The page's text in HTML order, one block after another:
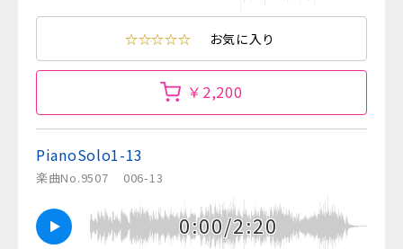
☆☆☆☆☆ お気に入り
￥2,200
PianoSolo1-13
楽曲No.9507 006-13
0:00/2:20